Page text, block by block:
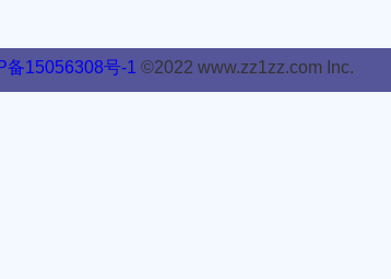
备15056308号-1 ©2022 www.zz1zz.com Inc.